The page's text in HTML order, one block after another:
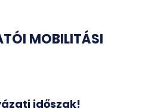
MOBILITÁSI
időszak!